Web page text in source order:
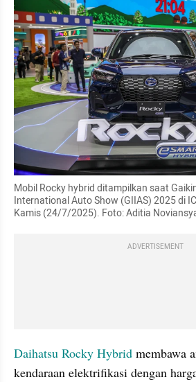
Mobil Rocky hybrid ditampilkan saat
International Auto Show (GIIAS) 2025 di
Kamis (24/7/2025). Foto: Aditia
ADVERTISEMENT
Daihatsu Rocky Hybrid membawa
kendaraan elektrifikasi dengan